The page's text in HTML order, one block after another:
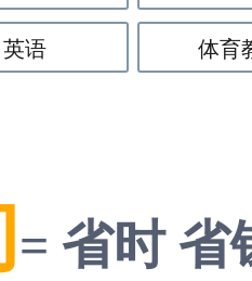
英语 体育
= 省时 省